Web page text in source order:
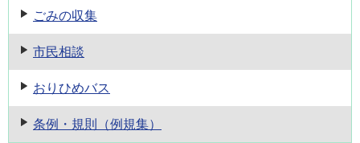
ごみの収集
市民相談
おりひめバス
条例・規則 （例規集）